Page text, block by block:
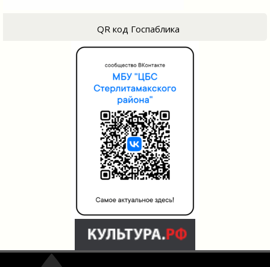
QR код Госпаблика